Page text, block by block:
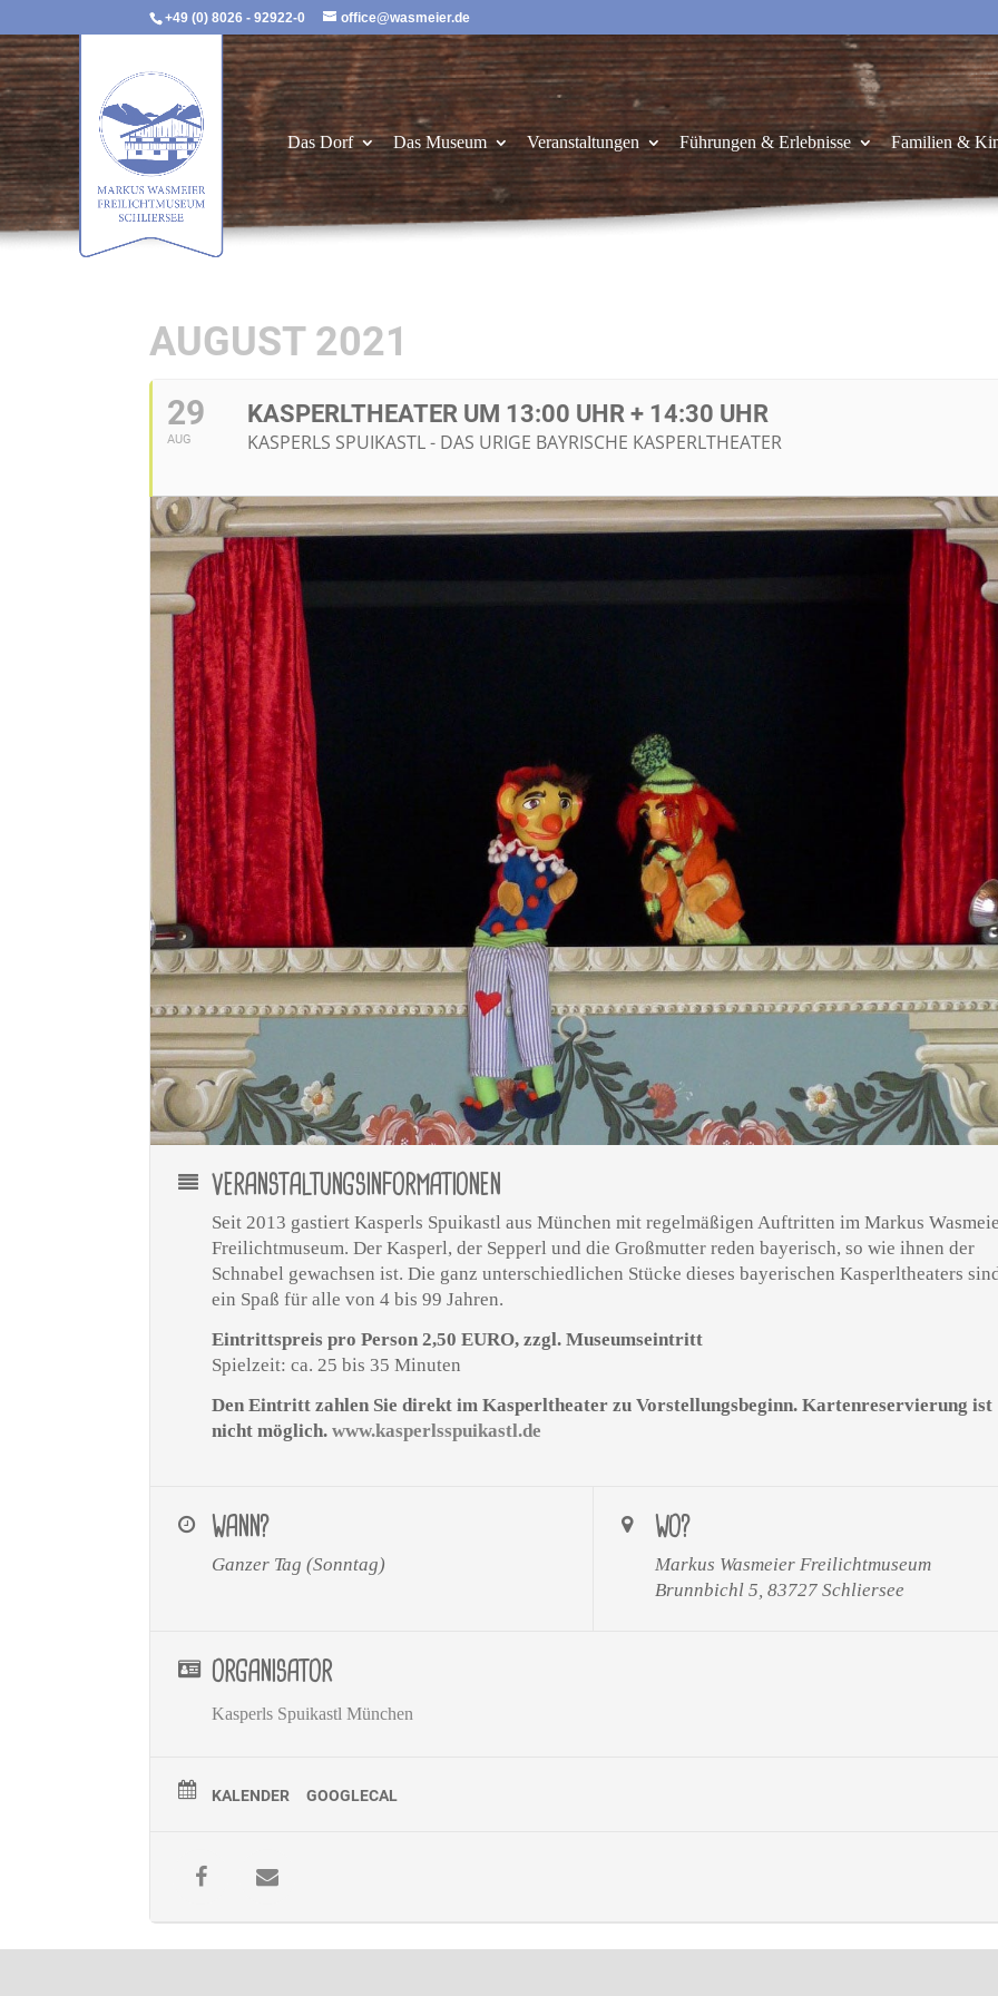
+49 (0) 8026 - 92922-0 office@wasmeier.de
Das Dorf Das Museum Veranstaltungen Führungen & Erlebnisse Familien &
AUGUST 2021
29
AUG
KASPERLTHEATER UM 13:00 UHR + 14:30 UHR
KASPERLS SPUIKASTL - DAS URIGE BAYRISCHE KASPERLTHEATER
VERANSTALTUNGSINFORMATIONEN
Seit 2013 gastiert Kasperls Spuikastl aus München mit regelmäßigen Auftritten im Markus
Freilichtmuseum. Der Kasperl, der Sepperl und die Großmutter reden bayerisch, so wie ihnen der
Schnabel gewachsen ist. Die ganz unterschiedlichen Stücke dieses bayerischen Kasperltheaters
ein Spaß für alle von 4 bis 99 Jahren.
Eintrittspreis pro Person 2,50 EURO, zzgl. Museumseintritt
Spielzeit: ca. 25 bis 35 Minuten
Den Eintritt zahlen Sie direkt im Kasperltheater zu Vorstellungsbeginn. Kartenreservierung ist
nicht möglich.www.kasperlsspuikastl.de
WANN?
Ganzer Tag (Sonntag)
WO?
Markus Wasmeier Freilichtmuseum
Brunnbichl 5, 83727 Schliersee
ORGANISATOR
Kasperls Spuikastl München
KALENDER GOOGLECAL